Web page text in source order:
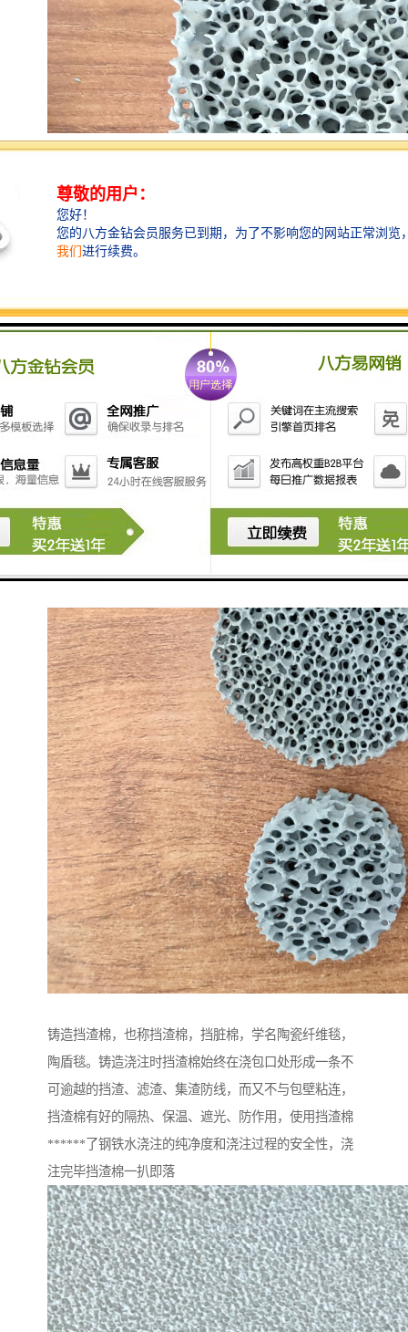
铸造挡渣棉，也称挡渣棉，挡脏棉，学名陶瓷纤维毯，
陶盾毯。铸造浇注时挡渣棉始终在浇包口处形成一条不
可逾越的挡渣、滤渣、集渣防线，而又不与包壁粘连，
挡渣棉有好的隔热、保温、遮光、防作用，使用挡渣棉
******了钢铁水浇注的纯净度和浇注过程的安全性，浇
注完毕挡渣棉一扒即落